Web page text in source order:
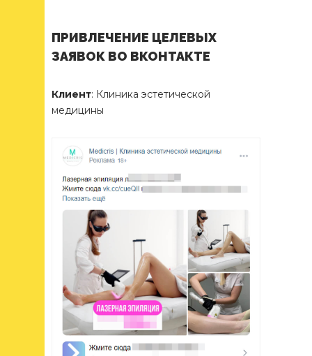
ПРИВЛЕЧЕНИЕ ЦЕЛЕВЫХ
ЗАЯВОК ВО ВКОНТАКТЕ
Клиент: Клиника эстетической
медицины